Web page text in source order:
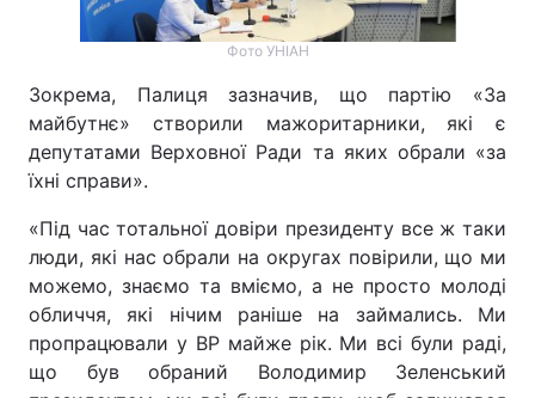
Фото УНІАН
Зокрема, Палиця зазначив, що партію «За
майбутнє» створили мажоритарники, які є
депутатами Верховної Ради та яких обрали «за
їхні справи».
«Під час тотальної довіри президенту все ж таки
люди, які нас обрали на округах повірили, що ми
можемо, знаємо та вміємо, а не просто молоді
обличчя, які нічим раніше на займались. Ми
пропрацювали у ВР майже рік. Ми всі були раді,
що був обраний Володимир Зеленський